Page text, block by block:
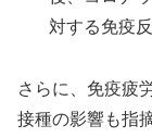
対する免疫
さらに、免疫疲
接種の影響も指